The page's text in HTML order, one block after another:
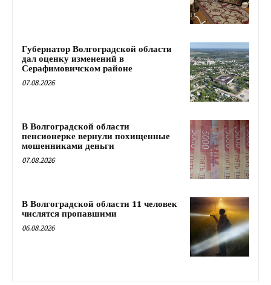
Губернатор Волгоградской области
дал оценку изменений в
Серафимовичском районе
07.08.2026
В Волгоградской области
пенсионерке вернули похищенные
мошенниками деньги
07.08.2026
В Волгоградской области 11 человек
числятся пропавшими
06.08.2026